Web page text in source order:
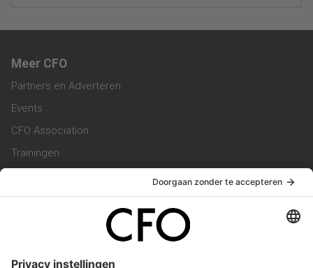
Meer CFO
Partners en Adverteren
Events
CFO Association
Trainingen
Vacatures
Service & Contact
Werken bij ons